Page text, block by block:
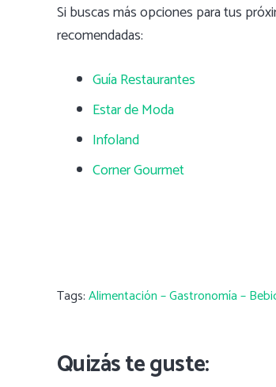
Si buscas más opciones para tus
recomendadas:
Guía Restaurantes
Estar de Moda
Infoland
Corner Gourmet
Tags:Alimentación – Gastronomía –
Quizás te guste: